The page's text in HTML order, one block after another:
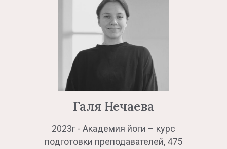
Галя Нечаева
2023г - Академия йоги – курс
подготовки преподавателей, 475